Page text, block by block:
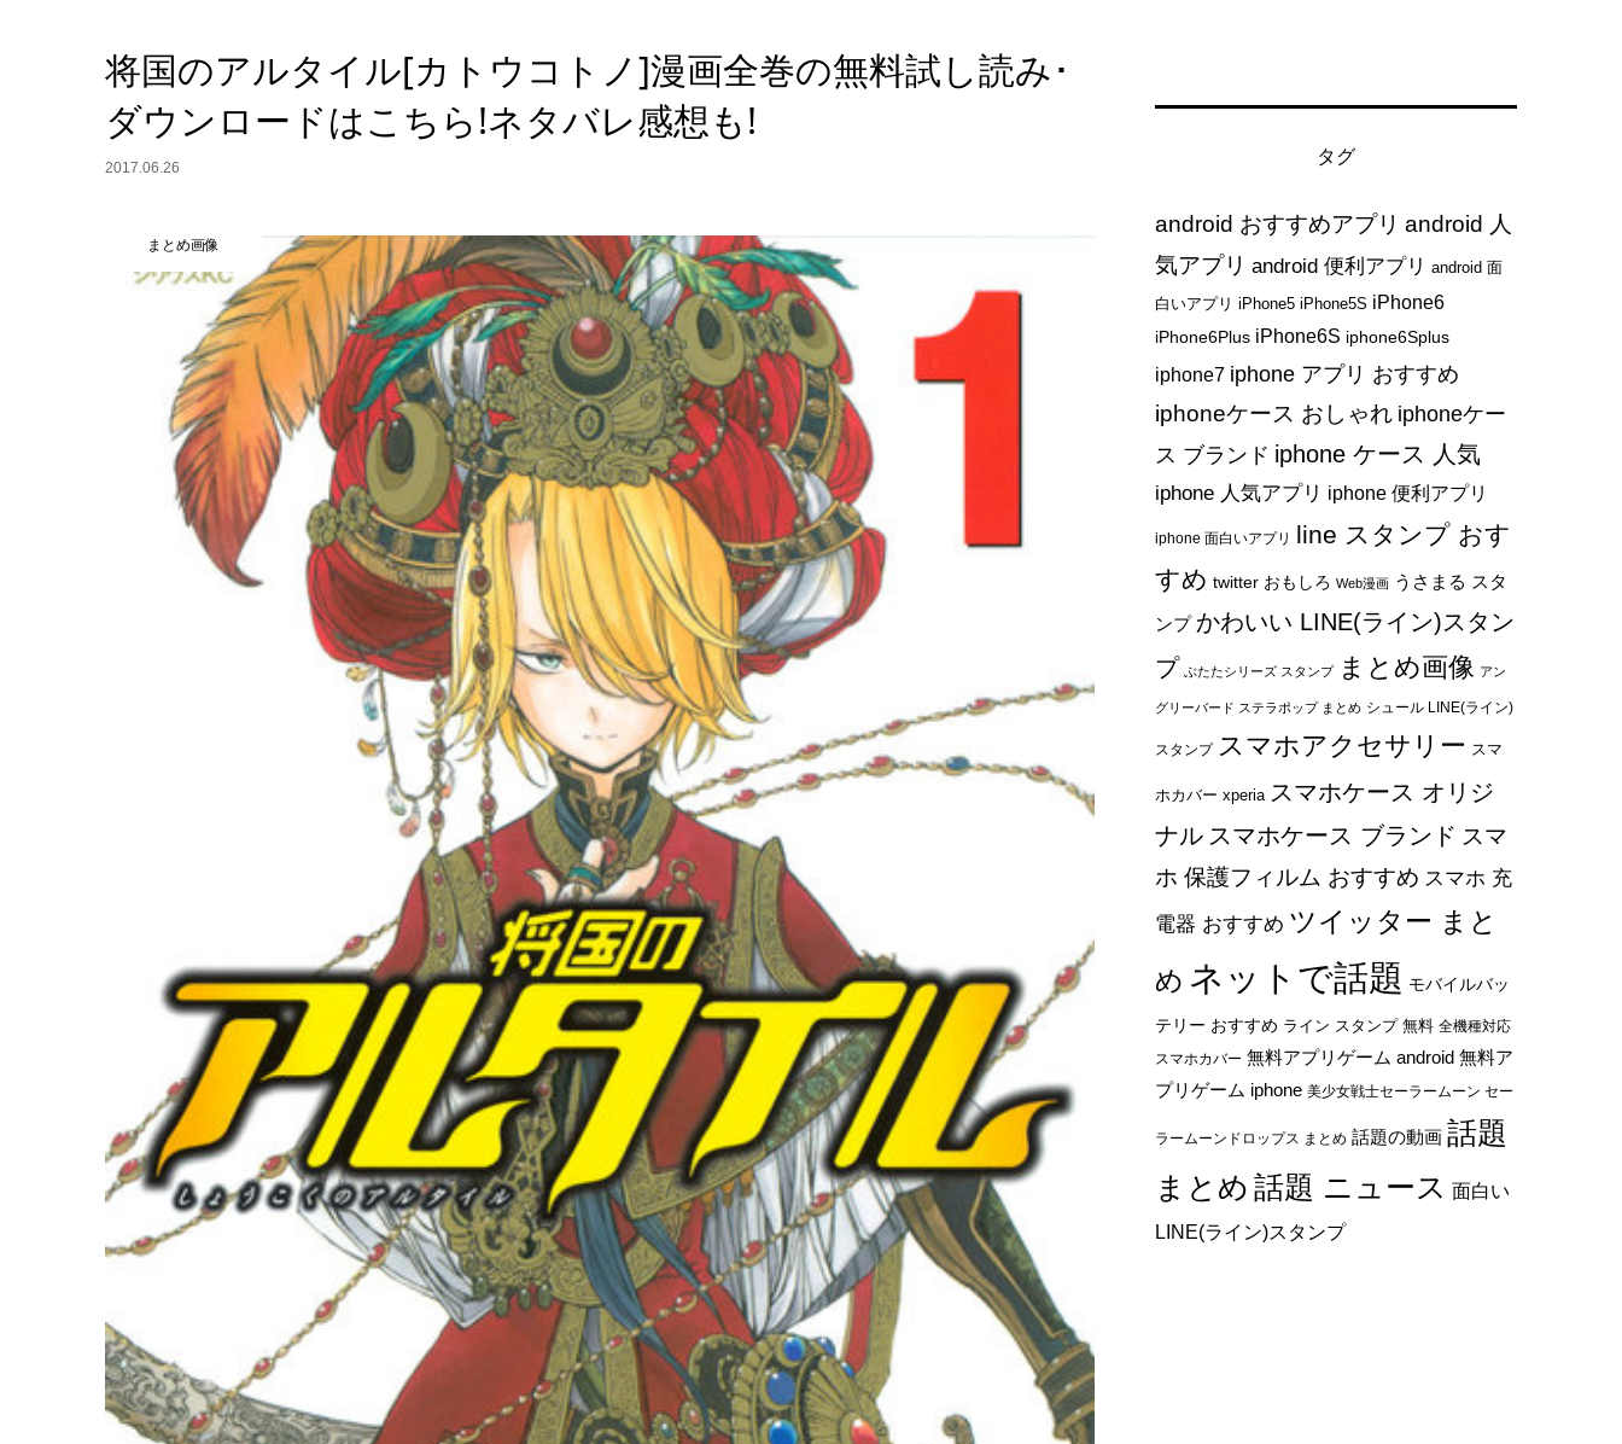
将国のアルタイル[カトウコトノ]漫画全巻の無料試し読み･
ダウンロードはこちら!ネタバレ感想も!
2017.06.26
まとめ画像
タグ
android おすすめアプリ android 人
気アプリ android 便利アプリ android 面
白いアプリ iPhone5 iPhone5S iPhone6
iPhone6Plus iPhone6S iphone6Splus
iphone7 iphone アプリ おすすめ
iphoneケース おしゃれ iphoneケー
ス ブランド iphone ケース 人気
iphone 人気アプリ iphone 便利アプリ
iphone 面白いアプリ line スタンプ おす
すめ twitter おもしろ Web漫画 うさまる スタ
ンプ かわいい LINE(ライン)スタン
プ ぶたたシリーズ スタンプ まとめ画像 アン
グリーバード ステラポップ まとめ シュール LINE(ライン)
スタンプ スマホアクセサリー スマ
ホカバー xperia スマホケース オリジ
ナル スマホケース ブランド スマ
ホ 保護フィルム おすすめ スマホ 充
電器 おすすめ ツイッター まと
め ネットで話題 モバイルバッ
テリー おすすめ ライン スタンプ 無料 全機種対応
スマホカバー 無料アプリゲーム android 無料ア
プリゲーム iphone 美少女戦士セーラームーン セー
ラームーンドロップス まとめ 話題の動画 話題
まとめ 話題 ニュース 面白い
LINE(ライン)スタンプ